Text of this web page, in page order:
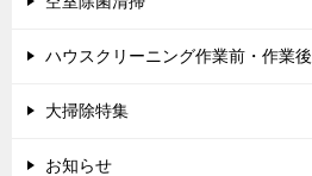
ハウスクリーニング作業前・作業後
大掃除特集
お知らせ